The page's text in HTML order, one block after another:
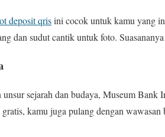
deposit qrisini cocok untuk kamu yang
dan sudut cantik untuk foto.
sejarah dan budaya, Museum
kamu juga pulang dengan wawasan